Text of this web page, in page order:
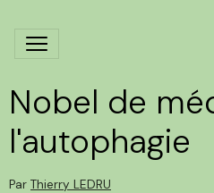
Nobel de
l'autophagie
Par Thierry LEDRU